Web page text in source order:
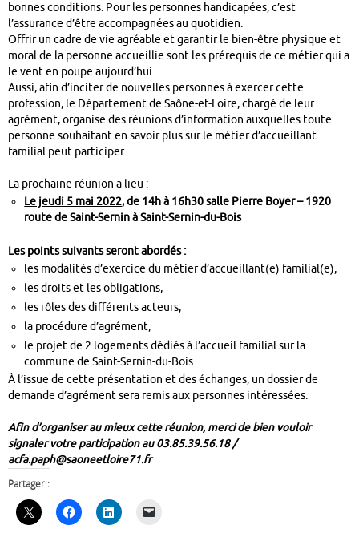
bonnes conditions. Pour les personnes handicapées, c’est
l’assurance d’être accompagnées au quotidien.
Offrir un cadre de vie agréable et garantir le bien-être physique et
moral de la personne accueillie sont les prérequis de ce métier qui a
le vent en poupe aujourd’hui.
Aussi, afin d’inciter de nouvelles personnes à exercer cette
profession, le Département de Saône-et-Loire, chargé de leur
agrément, organise des réunions d’information auxquelles toute
personne souhaitant en savoir plus sur le métier d’accueillant
familial peut participer.
La prochaine réunion a lieu :
Le jeudi 5 mai 2022, de 14h à 16h30 salle Pierre Boyer – 1920
route de Saint-Sernin à Saint-Sernin-du-Bois
Les points suivants seront abordés :
les modalités d’exercice du métier d’accueillant(e) familial(e),
les droits et les obligations,
les rôles des différents acteurs,
la procédure d’agrément,
le projet de 2 logements dédiés à l’accueil familial sur la
commune de Saint-Sernin-du-Bois.
À l’issue de cette présentation et des échanges, un dossier de
demande d’agrément sera remis aux personnes intéressées.
Afin d’organiser au mieux cette réunion, merci de bien vouloir
signaler votre participation au 03.85.39.56.18 /
acfa.paph@saoneetloire71.fr
Partager :